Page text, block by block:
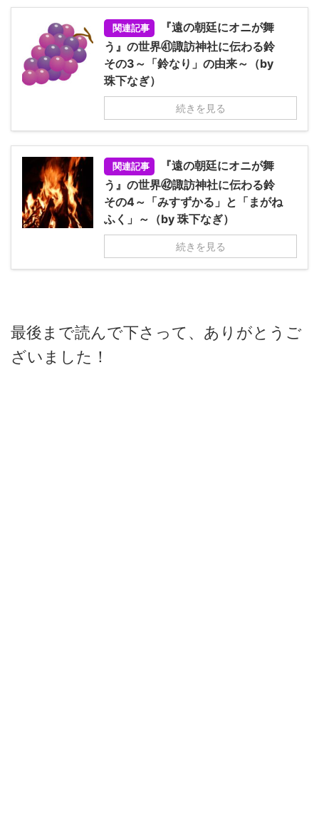
関連記事
『遠の朝廷にオニが舞
う』の世界㊶諏訪神社に伝わる鈴
その3～「鈴なり」の由来～（by
珠下なぎ）
続きを見る
関連記事
『遠の朝廷にオニが舞
う』の世界㊷諏訪神社に伝わる鈴
その4～「みすずかる」と「まがね
ふく」～（by 珠下なぎ）
続きを見る
最後まで読んで下さって、ありがとうご
ざいました！